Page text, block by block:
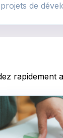
de
rapidement